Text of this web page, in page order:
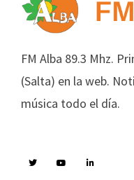
FM Alba 89.3 Mhz.
(Salta) en la web.
música todo el día.